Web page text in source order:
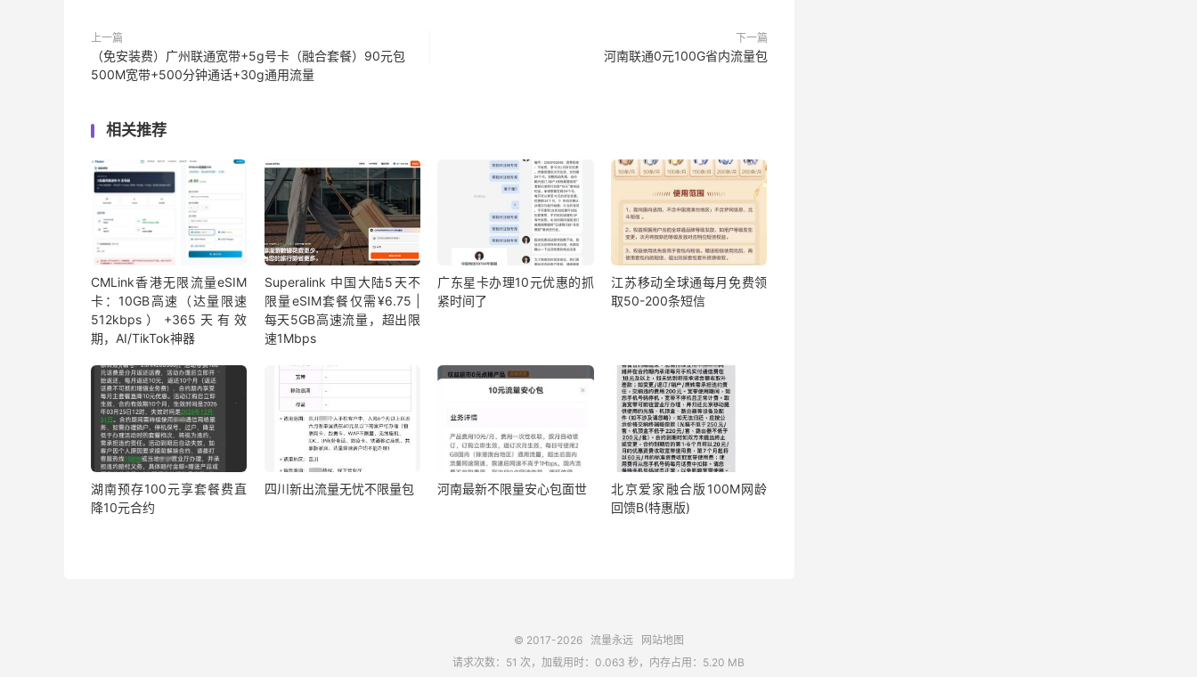
上一篇
（免安装费）广州联通宽带+5g号卡（融合套餐）90元包
500M宽带+500分钟通话+30g通用流量
下一篇
河南联通0元100G省内流量包
相关推荐
CMLink香港无限流量eSIM
卡：10GB高速（达量限速
512kbps）+365天有效
期，AI/TikTok神器
Superalink 中国大陆5天不
限量eSIM套餐仅需¥6.75 |
每天5GB高速流量，超出限
速1Mbps
广东星卡办理10元优惠的抓
紧时间了
江苏移动全球通每月免费领
取50-200条短信
湖南预存100元享套餐费直
降10元合约
四川新出流量无忧不限量包 河南最新不限量安心包面世
北京爱家融合版100M网龄
回馈B(特惠版)
© 2017-2026 流量永远
网站地图
请求次数：51 次，加载用时：0.063 秒，内存占用：5.20 MB